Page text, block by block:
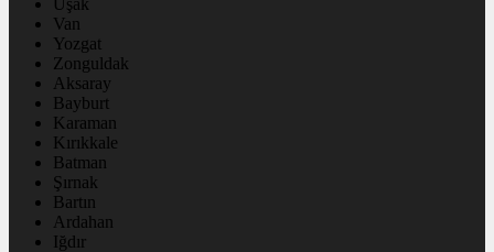
Uşak
Van
Yozgat
Zonguldak
Aksaray
Bayburt
Karaman
Kırıkkale
Batman
Şırnak
Bartın
Ardahan
Iğdır